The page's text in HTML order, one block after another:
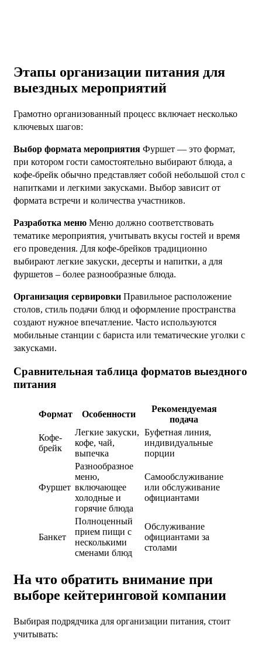
Этапы организации питания для
выездных мероприятий
Грамотно организованный процесс включает несколько
ключевых шагов:
Выбор формата мероприятия Фуршет — это формат,
при котором гости самостоятельно выбирают блюда, а
кофе-брейк обычно представляет собой небольшой стол с
напитками и легкими закусками. Выбор зависит от
формата встречи и количества участников.
Разработка меню Меню должно соответствовать
тематике мероприятия, учитывать вкусы гостей и время
его проведения. Для кофе-брейков традиционно
выбирают легкие закуски, десерты и напитки, а для
фуршетов – более разнообразные блюда.
Организация сервировки Правильное расположение
столов, стиль подачи блюд и оформление пространства
создают нужное впечатление. Часто используются
мобильные станции с бариста или тематические уголки с
закусками.
Сравнительная таблица форматов выездного
питания
Формат Особенности
Рекомендуемая
подача
Кофе-
брейк
Легкие закуски,
кофе, чай,
выпечка
Буфетная линия,
индивидуальные
порции
Фуршет
Разнообразное
меню,
включающее
холодные и
горячие блюда
Самообслуживание
или обслуживание
официантами
Банкет
Полноценный
прием пищи с
несколькими
сменами блюд
Обслуживание
официантами за
столами
На что обратить внимание при
выборе кейтеринговой компании
Выбирая подрядчика для организации питания, стоит
учитывать: